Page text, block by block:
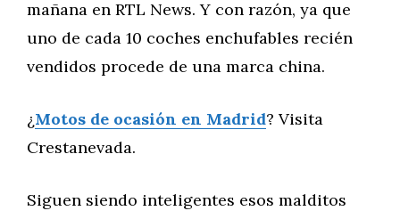
mañana en RTL News. Y con razón, ya que
uno de cada 10 coches enchufables recién
vendidos procede de una marca china.
¿Motos de ocasión en Madrid? Visita
Crestanevada.
Siguen siendo inteligentes esos malditos